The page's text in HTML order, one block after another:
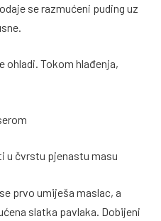
se razmućeni puding uz
ohladi. Tokom hlađenja,
u čvrstu pjenastu masu
prvo umiješa maslac, a
slatka pavlaka. Dobijeni